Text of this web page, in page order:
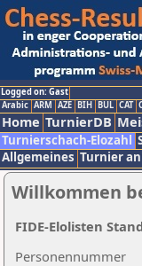
Logged on: Gast
Arabic ARM AZE BIH BUL CAT
Home TurnierDB
Turnierschach-Elozahl
Allgemeines Turnier
Willkommen
Personennummer
FIDE-Elolisten Stand